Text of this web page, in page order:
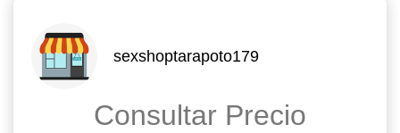
sexshoptarapoto179
Consultar Precio